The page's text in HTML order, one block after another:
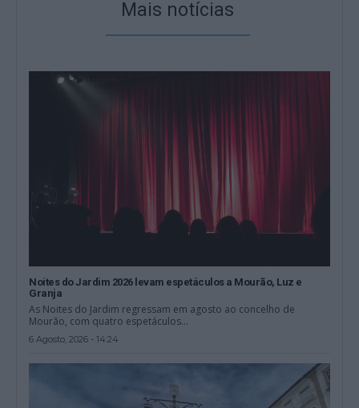
Mais notícias
Noites do Jardim 2026 levam espetáculos a Mourão, Luz e
Granja
As Noites do Jardim regressam em agosto ao concelho de
Mourão, com quatro espetáculos...
6 Agosto, 2026 - 14:24